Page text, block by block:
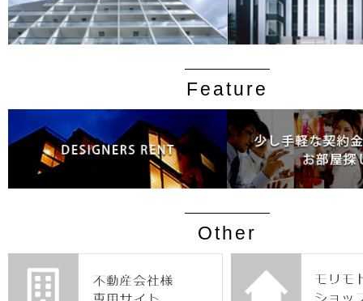
Feature
Other